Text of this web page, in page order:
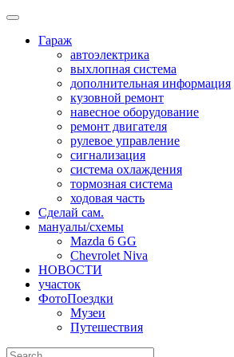
Skip
contentГараж
автоэлектрика
выхлопная система
дополнительная информация
кузовной ремонт
навесное оборудование
ремонт двигателя
рулевое управление
сигнализация
система охлаждения
тормозная система
ходовая часть
Сделай сам.
мануалы/схемы
Mazda 6 GG
Chevrolet Niva
НОВОСТИ
участок
ФотоПоездки
Музеи
Путешествия
Search